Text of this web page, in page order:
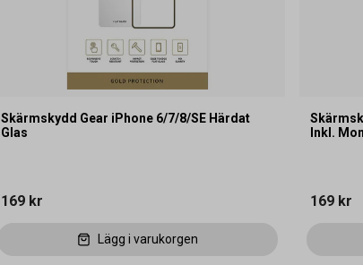
Skärmskydd Gear iPhone 6/7/8/SE Härdat
Glas
169 kr
Lägg i varukorgen
Inkl.
169 kr